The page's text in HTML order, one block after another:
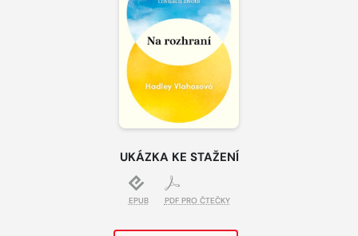
UKÁZKA KE STAŽENÍ
EPUB PDF PRO ČTEČKY